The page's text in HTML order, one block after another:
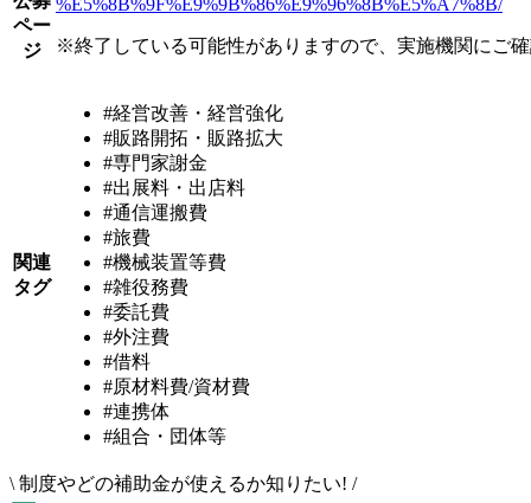
ペー
ジ
※終了している可能性がありますので、実施機関にご
関連
タグ
#経営改善・経営強化
#販路開拓・販路拡大
#専門家謝金
#出展料・出店料
#通信運搬費
#旅費
#機械装置等費
#雑役務費
#委託費
#外注費
#借料
#原材料費/資材費
#連携体
#組合・団体等
\ 制度やどの補助金が使えるか知りたい! /